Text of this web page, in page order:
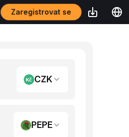
Zaregistrovat se
CZK
PEPE